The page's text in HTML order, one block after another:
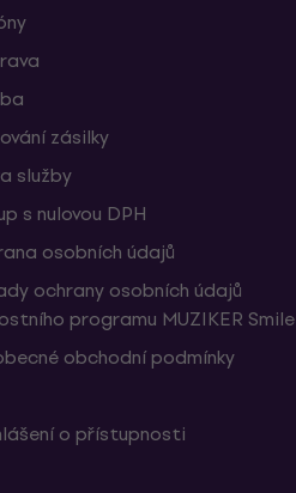
zásilky
služby
s nulovou DPH
osobních údajů
ochrany osobních údajů
programu MUZIKER Smile
obchodní podmínky
o přístupnosti